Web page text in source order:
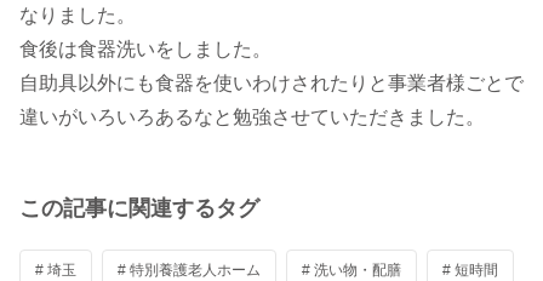
なりました。
食後は食器洗いをしました。
自助具以外にも食器を使いわけされたりと事業者様ごとで
違いがいろいろあるなと勉強させていただきました。
この記事に関連するタグ
# 埼玉 # 特別養護老人ホーム # 洗い物・配膳 # 短時間